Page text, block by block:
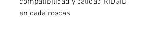
compatibilidad y calidad RIDGID
en cada roscas